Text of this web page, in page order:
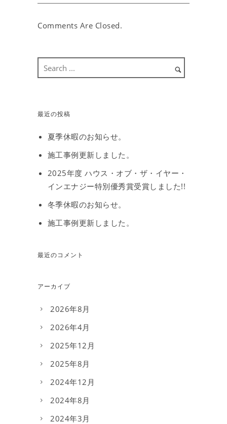
Comments Are Closed.
最近の投稿
夏季休暇のお知らせ。
施工事例更新しました。
2025年度 ハウス・オブ・ザ・イヤー・
インエナジー特別優秀賞受賞しました!!
冬季休暇のお知らせ。
施工事例更新しました。
最近のコメント
アーカイブ
2026年8月
2026年4月
2025年12月
2025年8月
2024年12月
2024年8月
2024年3月